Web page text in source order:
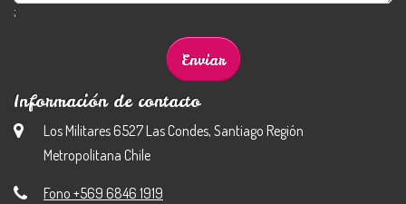
;
Información de contacto
Los Militares 6527 Las Condes, Santiago Región
Metropolitana Chile
Fono +569 6846 1919